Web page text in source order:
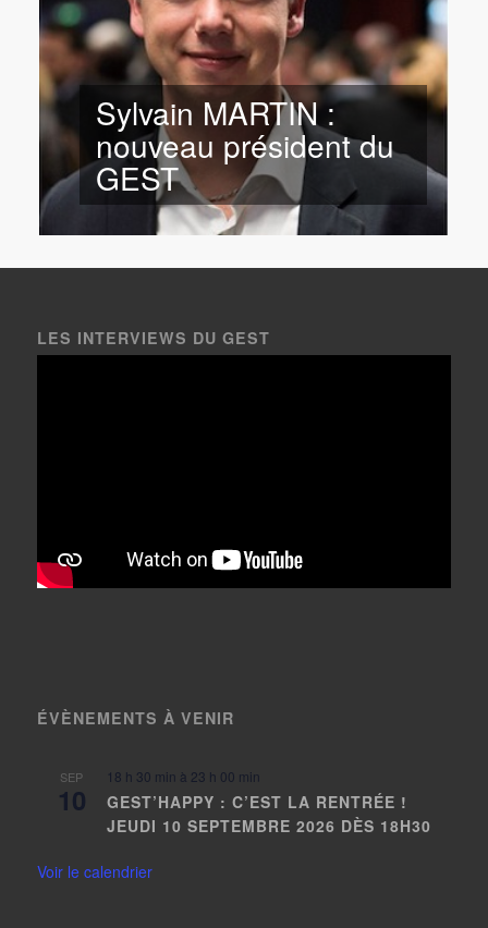
Sylvain MARTIN :
nouveau président du
GEST
LES INTERVIEWS DU GEST
ÉVÈNEMENTS À VENIR
SEP
10
18 h 30 min à 23 h 00 min
GEST’HAPPY : C’EST LA RENTRÉE !
JEUDI 10 SEPTEMBRE 2026 DÈS 18H30
Voir le calendrier